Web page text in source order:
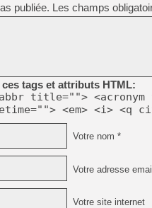
publiée. Les champs
tags et attributs HTML:
title="">
<em> <i> <q
Votre nom *
Votre adresse
Votre site internet